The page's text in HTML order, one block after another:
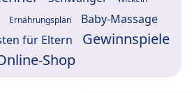
Ernährungsplan Baby-Massage
für Eltern
Gewinnspiele
Shop